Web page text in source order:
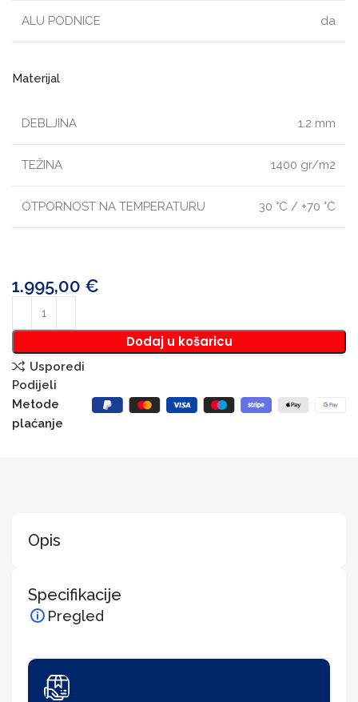
ALU PODNICE da
Materijal
DEBLJINA 1.2 mm
TEŽINA 1400 gr/m2
OTPORNOST NA TEMPERATURU 30 °C / +70 °C
1.995,00 €
Dodaj u košaricu
Usporedi
Podijeli
Metode
plaćanje
Opis
Specifikacije
Pregled